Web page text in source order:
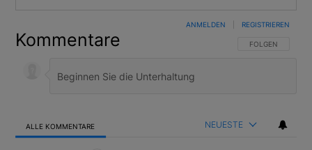
Kommentare FOLGE DIESER
FOLGEN
ANMELDEN REGISTRIEREN
ALLE KOMMENTARE NEUESTE